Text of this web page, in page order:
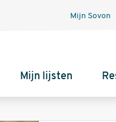
Mijn Sovon
Mijn lijsten